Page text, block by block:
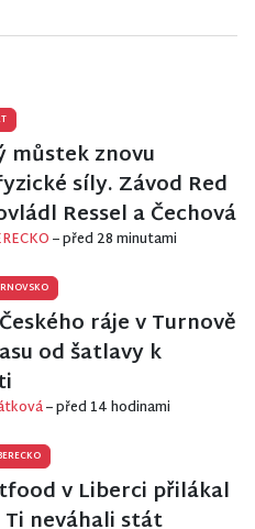
můstek znovu
síly. Závod Red
Ressel a Čechová
– před 28 minutami
ráje v Turnově
od šatlavy k
– před 14 hodinami
v Liberci přilákal